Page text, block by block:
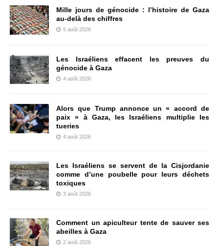
Mille jours de génocide : l’histoire de Gaza
au-delà des chiffres
5 août 2026
Les Israéliens effacent les preuves du
génocide à Gaza
4 août 2026
Alors que Trump annonce un « accord de
paix » à Gaza, les Israéliens multiplie les
tueries
4 août 2026
Les Israéliens se servent de la Cisjordanie
comme d’une poubelle pour leurs déchets
toxiques
3 août 2026
Comment un apiculteur tente de sauver ses
abeilles à Gaza
2 août 2026